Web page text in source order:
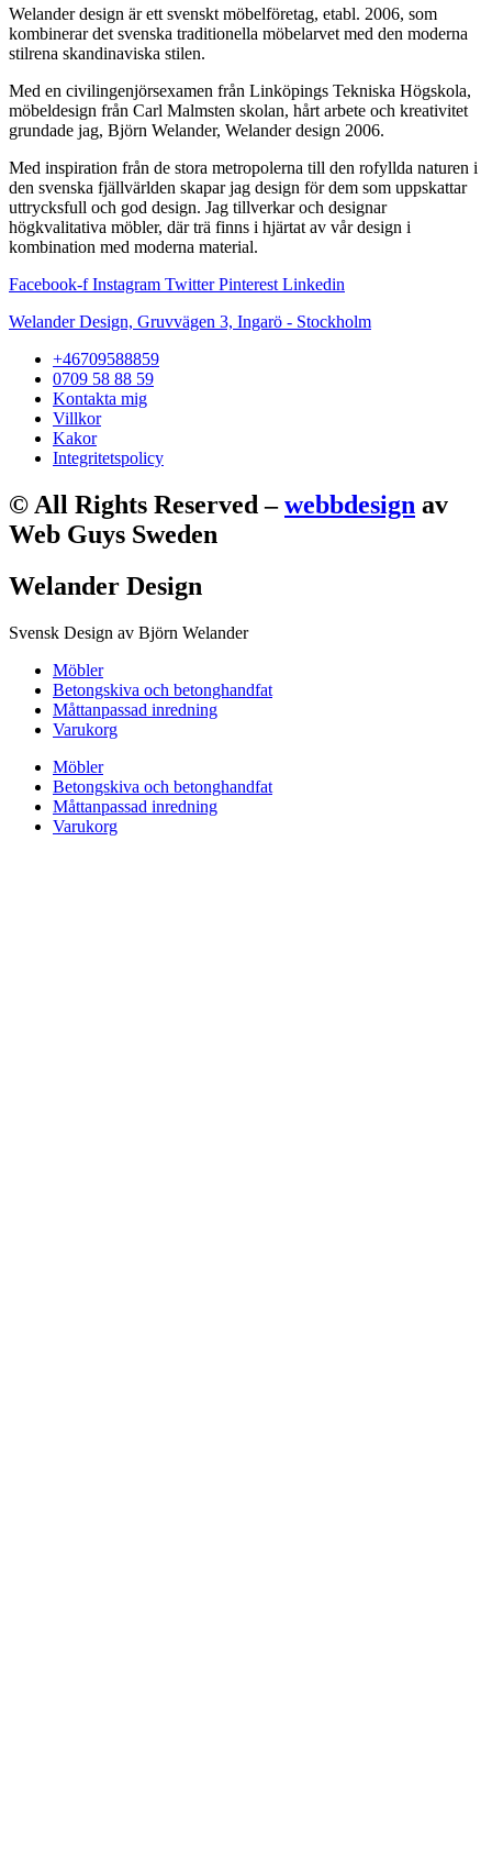
Welander design är ett svenskt möbelföretag, etabl. 2006, som
kombinerar det svenska traditionella möbelarvet med den moderna
stilrena skandinaviska stilen.
Med en civilingenjörsexamen från Linköpings Tekniska Högskola,
möbeldesign från Carl Malmsten skolan, hårt arbete och kreativitet
grundade jag, Björn Welander, Welander design 2006.
Med inspiration från de stora metropolerna till den rofyllda naturen i
den svenska fjällvärlden skapar jag design för dem som uppskattar
uttrycksfull och god design. Jag tillverkar och designar
högkvalitativa möbler, där trä finns i hjärtat av vår design i
kombination med moderna material.
Facebook-f Instagram Twitter Pinterest Linkedin
Welander Design, Gruvvägen 3, Ingarö - Stockholm
+46709588859
0709 58 88 59
Kontakta mig
Villkor
Kakor
Integritetspolicy
© All Rights Reserved –webbdesign av
Web Guys Sweden
Welander Design
Svensk Design av Björn Welander
Möbler
Betongskiva och betonghandfat
Måttanpassad inredning
Varukorg
Möbler
Betongskiva och betonghandfat
Måttanpassad inredning
Varukorg